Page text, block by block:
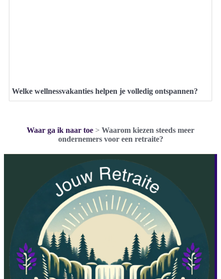
Welke wellnessvakanties helpen je volledig ontspannen?
Waar ga ik naar toe > Waarom kiezen steeds meer
ondernemers voor een retraite?